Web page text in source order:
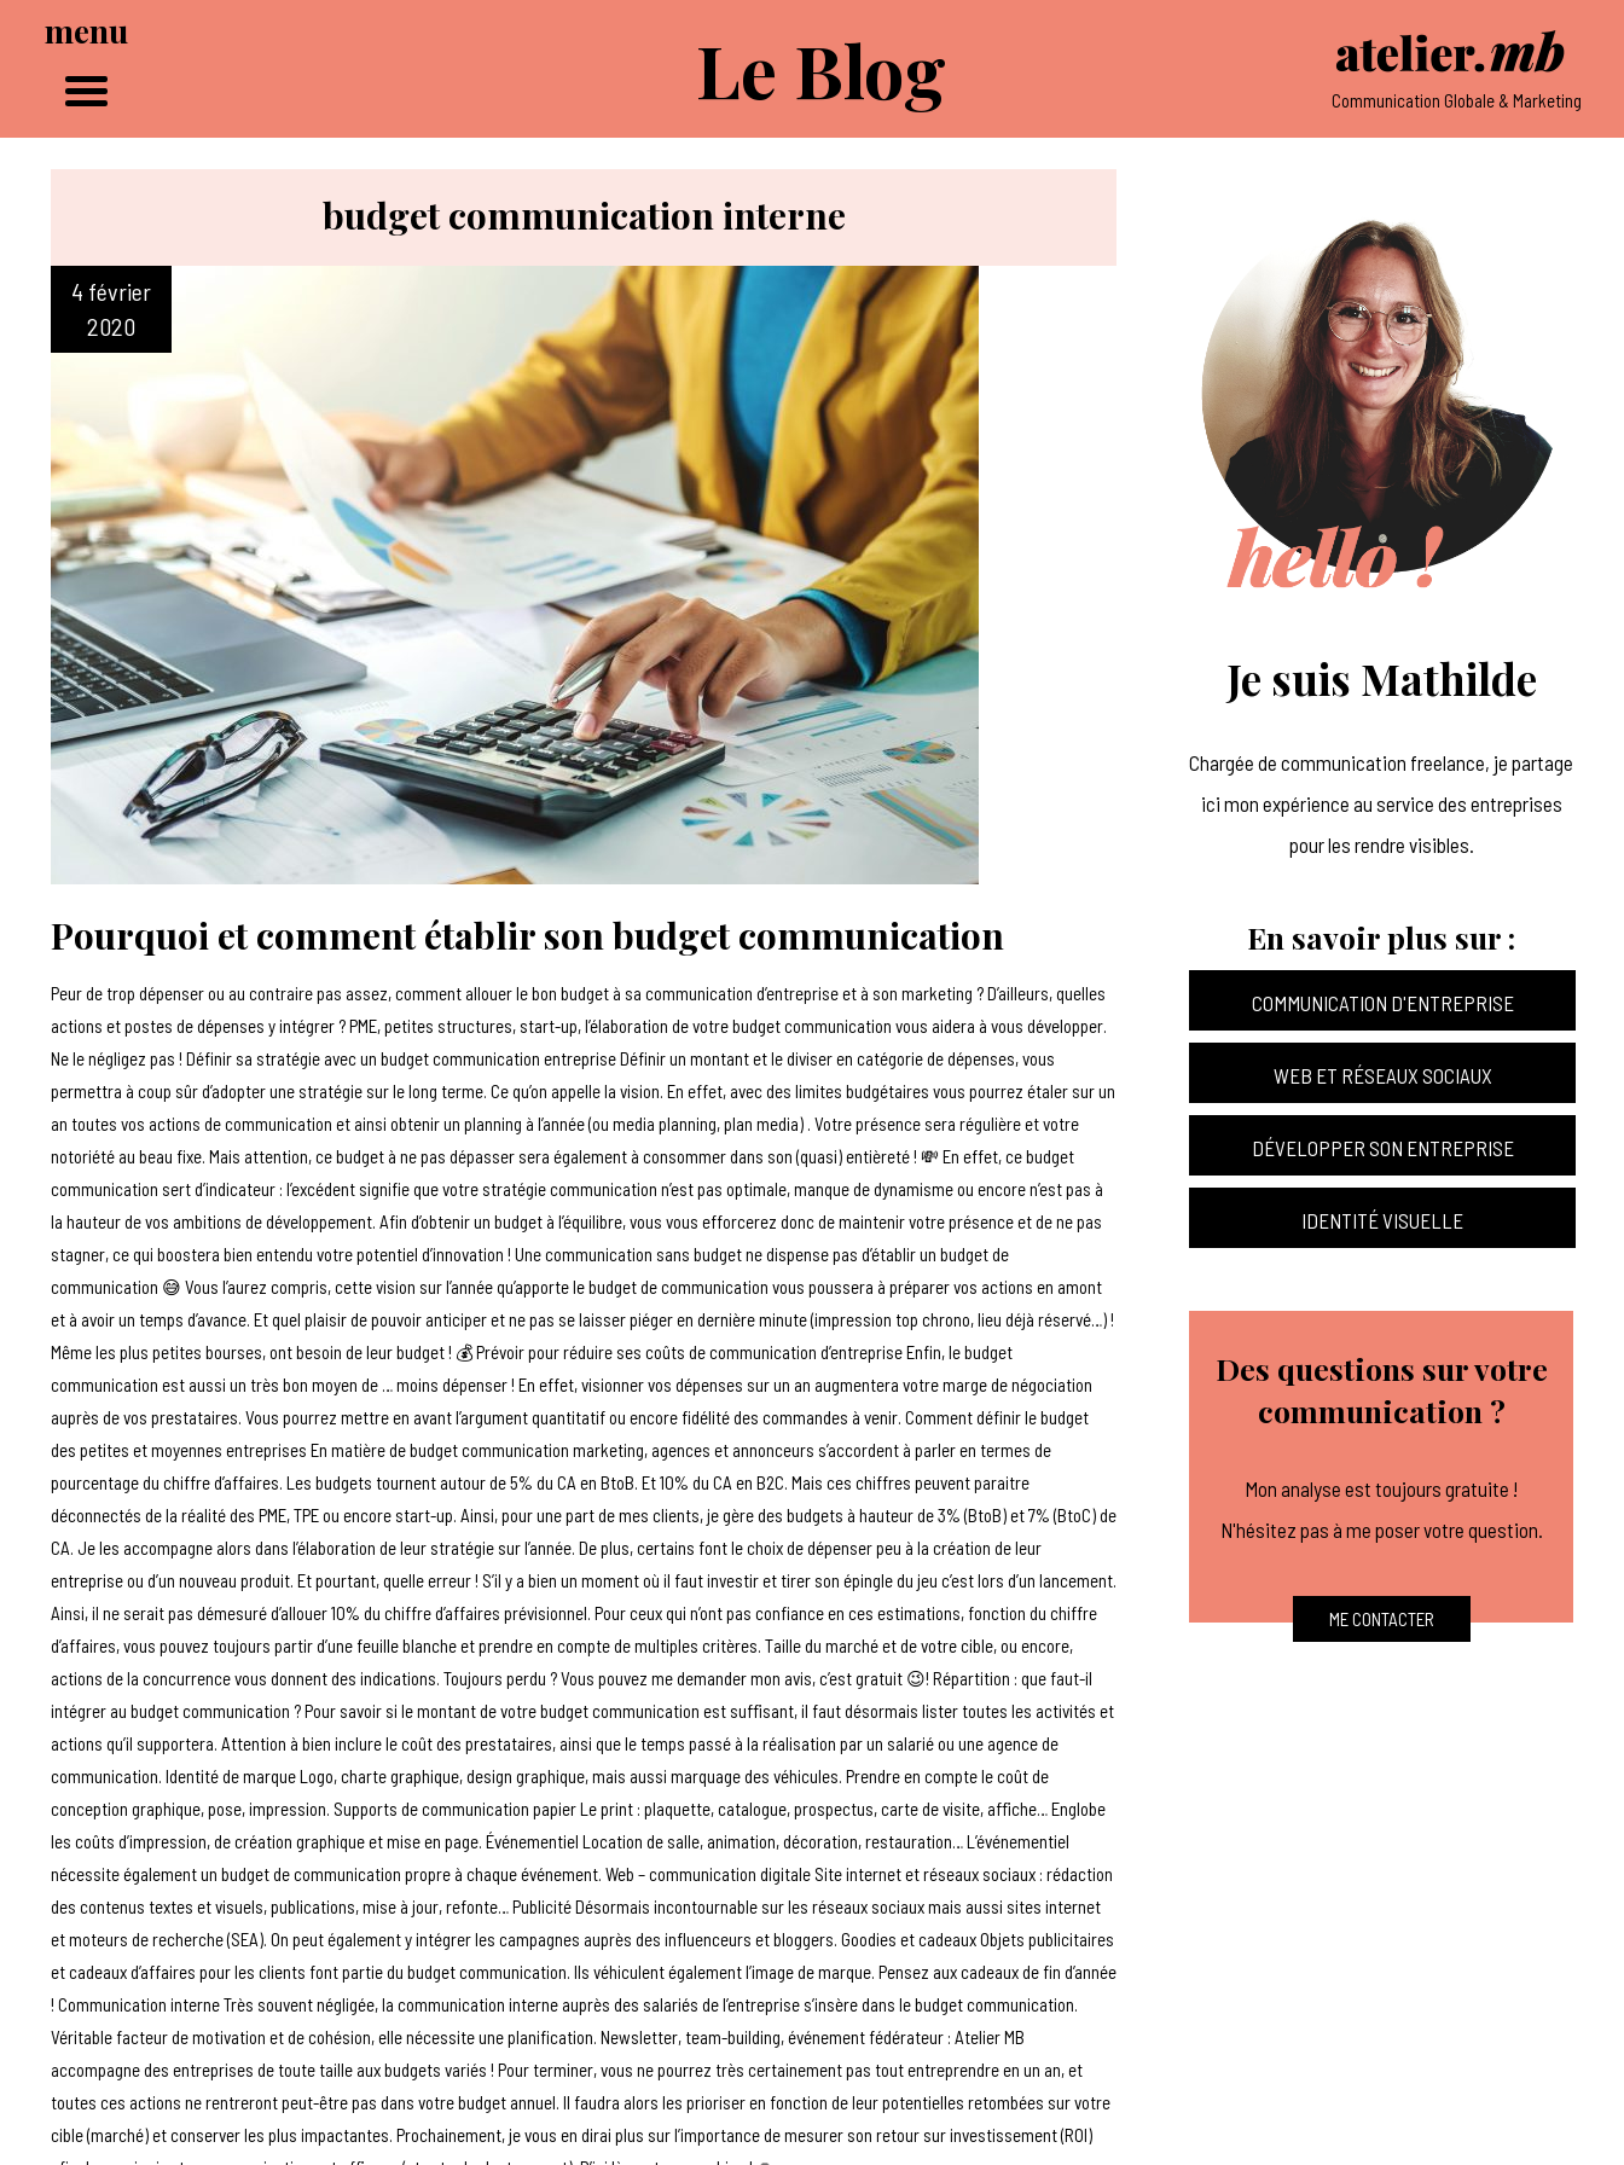
Communication Globale & Marketing
Le Blog
budget communication interne
Pourquoi et comment établir son budget communication
4 février
2020
Peur de trop dépenser ou au contraire pas assez, comment allouer le bon budget à sa communication d’entreprise et à son marketing ? D’ailleurs, quelles
actions et postes de dépenses y intégrer ? PME, petites structures, start-up, l’élaboration de votre budget communication vous aidera à vous développer.
Ne le négligez pas ! Définir sa stratégie avec un budget communication entreprise Définir un montant et le diviser en catégorie de dépenses, vous
permettra à coup sûr d’adopter une stratégie sur le long terme. Ce qu’on appelle la vision. En effet, avec des limites budgétaires vous pourrez étaler sur un
an toutes vos actions de communication et ainsi obtenir un planning à l’année (ou media planning, plan media) . Votre présence sera régulière et votre
notoriété au beau fixe. Mais attention, ce budget à ne pas dépasser sera également à consommer dans son (quasi) entièreté ! 💸 En effet, ce budget
communication sert d’indicateur : l’excédent signifie que votre stratégie communication n’est pas optimale, manque de dynamisme ou encore n’est pas à
la hauteur de vos ambitions de développement. Afin d’obtenir un budget à l’équilibre, vous vous efforcerez donc de maintenir votre présence et de ne pas
stagner, ce qui boostera bien entendu votre potentiel d’innovation ! Une communication sans budget ne dispense pas d’établir un budget de
communication 😅 Vous l’aurez compris, cette vision sur l’année qu’apporte le budget de communication vous poussera à préparer vos actions en amont
et à avoir un temps d’avance. Et quel plaisir de pouvoir anticiper et ne pas se laisser piéger en dernière minute (impression top chrono, lieu déjà réservé…) !
Même les plus petites bourses, ont besoin de leur budget ! 💰 Prévoir pour réduire ses coûts de communication d’entreprise Enfin, le budget
communication est aussi un très bon moyen de … moins dépenser ! En effet, visionner vos dépenses sur un an augmentera votre marge de négociation
auprès de vos prestataires. Vous pourrez mettre en avant l’argument quantitatif ou encore fidélité des commandes à venir. Comment définir le budget
des petites et moyennes entreprises En matière de budget communication marketing, agences et annonceurs s’accordent à parler en termes de
pourcentage du chiffre d’affaires. Les budgets tournent autour de 5% du CA en BtoB. Et 10% du CA en B2C. Mais ces chiffres peuvent paraitre
déconnectés de la réalité des PME, TPE ou encore start-up. Ainsi, pour une part de mes clients, je gère des budgets à hauteur de 3% (BtoB) et 7% (BtoC) de
CA. Je les accompagne alors dans l’élaboration de leur stratégie sur l’année. De plus, certains font le choix de dépenser peu à la création de leur
entreprise ou d’un nouveau produit. Et pourtant, quelle erreur ! S’il y a bien un moment où il faut investir et tirer son épingle du jeu c’est lors d’un lancement.
Ainsi, il ne serait pas démesuré d’allouer 10% du chiffre d’affaires prévisionnel. Pour ceux qui n’ont pas confiance en ces estimations, fonction du chiffre
d’affaires, vous pouvez toujours partir d’une feuille blanche et prendre en compte de multiples critères. Taille du marché et de votre cible, ou encore,
actions de la concurrence vous donnent des indications. Toujours perdu ? Vous pouvez me demander mon avis, c’est gratuit 😉! Répartition : que faut-il
intégrer au budget communication ? Pour savoir si le montant de votre budget communication est suffisant, il faut désormais lister toutes les activités et
actions qu’il supportera. Attention à bien inclure le coût des prestataires, ainsi que le temps passé à la réalisation par un salarié ou une agence de
communication. Identité de marque Logo, charte graphique, design graphique, mais aussi marquage des véhicules. Prendre en compte le coût de
conception graphique, pose, impression. Supports de communication papier Le print : plaquette, catalogue, prospectus, carte de visite, affiche… Englobe
les coûts d’impression, de création graphique et mise en page. Événementiel Location de salle, animation, décoration, restauration… L’événementiel
nécessite également un budget de communication propre à chaque événement. Web – communication digitale Site internet et réseaux sociaux : rédaction
des contenus textes et visuels, publications, mise à jour, refonte… Publicité Désormais incontournable sur les réseaux sociaux mais aussi sites internet
et moteurs de recherche (SEA). On peut également y intégrer les campagnes auprès des influenceurs et bloggers. Goodies et cadeaux Objets publicitaires
et cadeaux d’affaires pour les clients font partie du budget communication. Ils véhiculent également l’image de marque. Pensez aux cadeaux de fin d’année
! Communication interne Très souvent négligée, la communication interne auprès des salariés de l’entreprise s’insère dans le budget communication.
Véritable facteur de motivation et de cohésion, elle nécessite une planification. Newsletter, team-building, événement fédérateur : Atelier MB
accompagne des entreprises de toute taille aux budgets variés ! Pour terminer, vous ne pourrez très certainement pas tout entreprendre en un an, et
toutes ces actions ne rentreront peut-être pas dans votre budget annuel. Il faudra alors les prioriser en fonction de leur potentielles retombées sur votre
cible (marché) et conserver les plus impactantes. Prochainement, je vous en dirai plus sur l’importance de mesurer son retour sur investissement (ROI)
Je suis Mathilde
Chargée de communication freelance, je partage
ici mon expérience au service des entreprises
pour les rendre visibles.
En savoir plus sur :
COMMUNICATION D'ENTREPRISE
WEB ET RÉSEAUX SOCIAUX
DÉVELOPPER SON ENTREPRISE
IDENTITÉ VISUELLE
Des questions sur votre
communication ?
Mon analyse est toujours gratuite !
N'hésitez pas à me poser votre question.
ME CONTACTER
menu